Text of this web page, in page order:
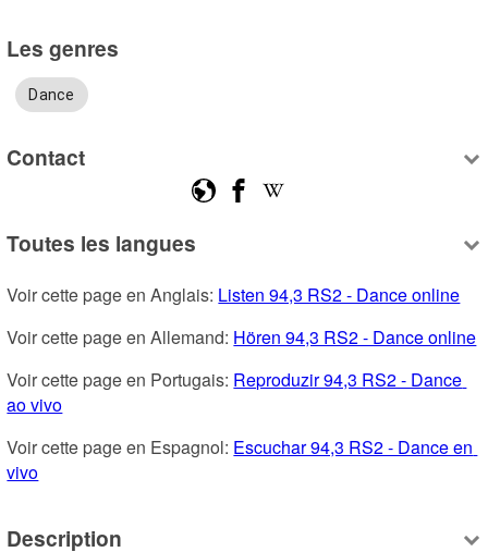
Les genres
Dance
Contact
Toutes les langues
Voir cette page en Anglais: Listen 94,3 RS2 - Dance online
Voir cette page en Allemand: Hören 94,3 RS2 - Dance online
Voir cette page en Portugais: Reproduzir 94,3 RS2 - Dance
ao vivo
Voir cette page en Espagnol: Escuchar 94,3 RS2 - Dance en
vivo
Description